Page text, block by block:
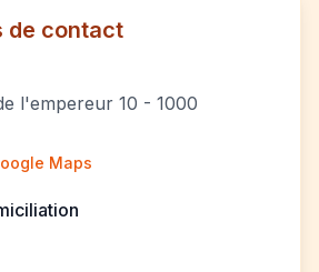
de contact
l'empereur 10 - 1000
Maps